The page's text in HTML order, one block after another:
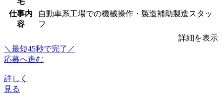
仕事内
容
自動車系工場での機械操作・製造補助製造スタッ
フ
詳細を表示
＼最短45秒で完了／
応募へ進む
詳しく
見る